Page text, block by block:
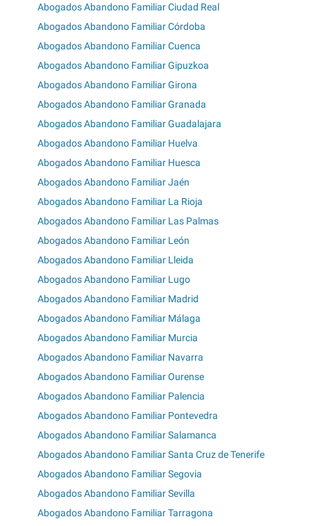
Abogados Abandono Familiar Ciudad Real
Abogados Abandono Familiar Córdoba
Abogados Abandono Familiar Cuenca
Abogados Abandono Familiar Gipuzkoa
Abogados Abandono Familiar Girona
Abogados Abandono Familiar Granada
Abogados Abandono Familiar Guadalajara
Abogados Abandono Familiar Huelva
Abogados Abandono Familiar Huesca
Abogados Abandono Familiar Jaén
Abogados Abandono Familiar La Rioja
Abogados Abandono Familiar Las Palmas
Abogados Abandono Familiar León
Abogados Abandono Familiar Lleida
Abogados Abandono Familiar Lugo
Abogados Abandono Familiar Madrid
Abogados Abandono Familiar Málaga
Abogados Abandono Familiar Murcia
Abogados Abandono Familiar Navarra
Abogados Abandono Familiar Ourense
Abogados Abandono Familiar Palencia
Abogados Abandono Familiar Pontevedra
Abogados Abandono Familiar Salamanca
Abogados Abandono Familiar Santa Cruz de Tenerife
Abogados Abandono Familiar Segovia
Abogados Abandono Familiar Sevilla
Abogados Abandono Familiar Tarragona